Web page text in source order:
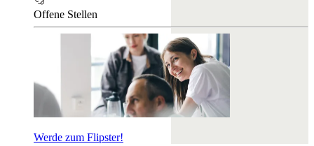
Offene Stellen
Werde zum Flipster!